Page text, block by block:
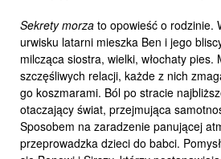
Sekrety morza to opowieść o rodzinie.
urwisku latarni mieszka Ben i jego
milcząca siostra, wielki, włochaty pies.
szczęśliwych relacji, każde z nich
go koszmarami. Ból po stracie
otaczający świat, przejmująca
Sposobem na zaradzenie panującej
przeprowadzka dzieci do babci.